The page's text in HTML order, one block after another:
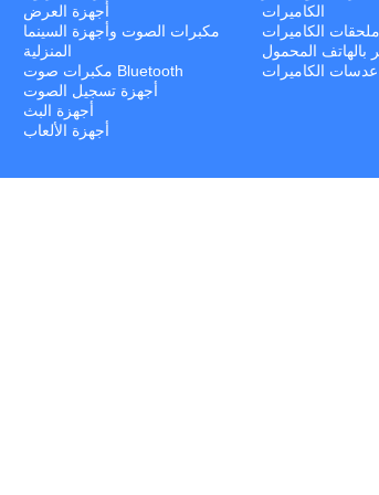
أجهزة العرض
مكبرات الصوت وأجهزة السينما
المنزلية
مكبرات صوت Bluetooth
أجهزة تسجيل الصوت
أجهزة البث
أجهزة الألعاب
الكاميرات
ملحقات الكاميرات
بالهاتف المحمول
عدسات الكاميرات